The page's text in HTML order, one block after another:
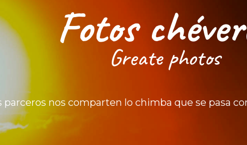
Fotos
Greate photos
parceros nos comparten lo chimba que se pasa